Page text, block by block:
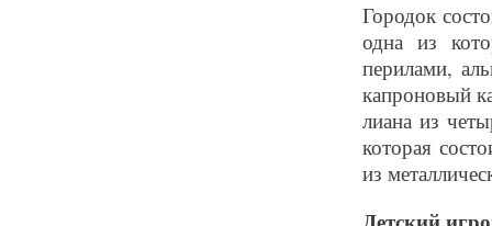
Городок
одна из
перилами,
капроновый
лиана из
которая
из